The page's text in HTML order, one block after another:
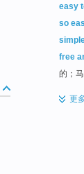
easy
so
free
的；
更